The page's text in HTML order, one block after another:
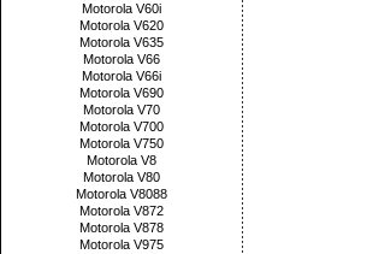
Motorola V60i
Motorola V620
Motorola V635
Motorola V66
Motorola V66i
Motorola V690
Motorola V70
Motorola V700
Motorola V750
Motorola V8
Motorola V80
Motorola V8088
Motorola V872
Motorola V878
Motorola V975